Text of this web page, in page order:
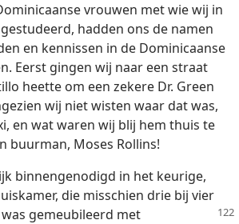
vrouwen met wie wij in
hadden ons de namen
en kennissen in de Dominicaanse
Eerst gingen wij naar een straat
heette om een zekere Dr. Green
wij niet wisten waar dat was,
en wat waren wij blij hem thuis te
buurman, Moses Rollins!
binnengenodigd in het keurige,
die misschien drie bij vier
gemeubileerd met